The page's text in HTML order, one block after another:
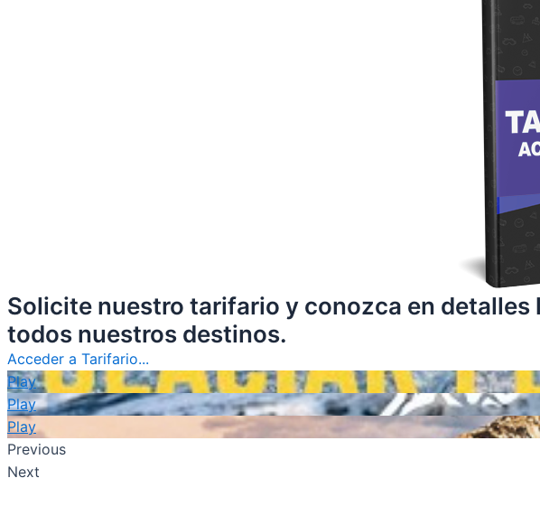
Solicite nuestro tarifario y conozca en
todos nuestros destinos.
Acceder a Tarifario...
Play
Play
Play
Previous
Next